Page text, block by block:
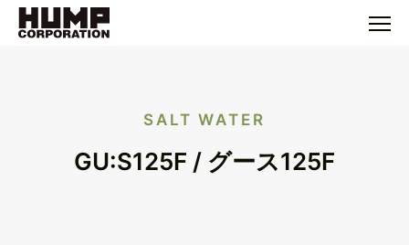
SALT WATER
GU:S125F / グース125F